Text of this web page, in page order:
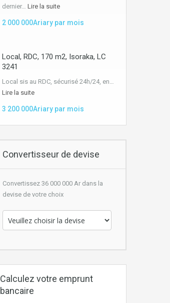
dernier… Lire la suite
2 000 000Ariary par mois
Local, RDC, 170 m2, Isoraka, LC
3241
Local sis au RDC, sécurisé 24h/24, en…
Lire la suite
3 200 000Ariary par mois
Convertisseur de devise
Convertissez 36 000 000 Ar dans la
devise de votre choix
Calculez votre emprunt
bancaire